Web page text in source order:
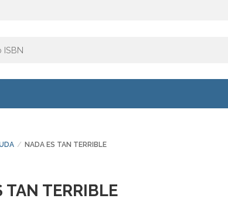
NADA ES TAN TERRIBLE
TAN TERRIBLE